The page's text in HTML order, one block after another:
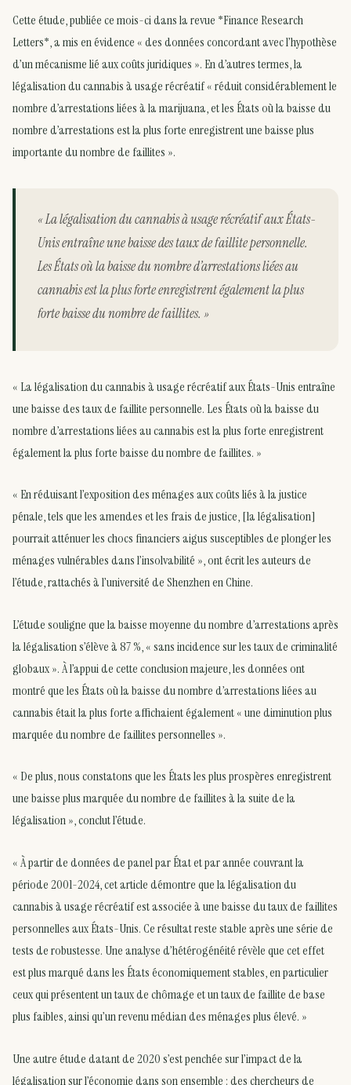
Cette étude, publiée ce mois-ci dans la revue *Finance Research
Letters*, a mis en évidence « des données concordant avec l’hypothèse
d’un mécanisme lié aux coûts juridiques ». En d’autres termes, la
légalisation du cannabis à usage récréatif « réduit considérablement le
nombre d’arrestations liées à la marijuana, et les États où la baisse du
nombre d’arrestations est la plus forte enregistrent une baisse plus
importante du nombre de faillites ».
« La légalisation du cannabis à usage récréatif aux États-
Unis entraîne une baisse des taux de faillite personnelle.
Les États où la baisse du nombre d’arrestations liées au
cannabis est la plus forte enregistrent également la plus
forte baisse du nombre de faillites. »
« La légalisation du cannabis à usage récréatif aux États-Unis entraîne
une baisse des taux de faillite personnelle. Les États où la baisse du
nombre d’arrestations liées au cannabis est la plus forte enregistrent
également la plus forte baisse du nombre de faillites. »
« En réduisant l’exposition des ménages aux coûts liés à la justice
pénale, tels que les amendes et les frais de justice, [la légalisation]
pourrait atténuer les chocs financiers aigus susceptibles de plonger les
ménages vulnérables dans l’insolvabilité », ont écrit les auteurs de
l’étude, rattachés à l’université de Shenzhen en Chine.
L’étude souligne que la baisse moyenne du nombre d’arrestations après
la légalisation s’élève à 87 %, « sans incidence sur les taux de criminalité
globaux ». À l’appui de cette conclusion majeure, les données ont
montré que les États où la baisse du nombre d’arrestations liées au
cannabis était la plus forte affichaient également « une diminution plus
marquée du nombre de faillites personnelles ».
« De plus, nous constatons que les États les plus prospères enregistrent
une baisse plus marquée du nombre de faillites à la suite de la
légalisation », conclut l’étude.
« À partir de données de panel par État et par année couvrant la
période 2001-2024, cet article démontre que la légalisation du
cannabis à usage récréatif est associée à une baisse du taux de faillites
personnelles aux États-Unis. Ce résultat reste stable après une série de
tests de robustesse. Une analyse d’hétérogénéité révèle que cet effet
est plus marqué dans les États économiquement stables, en particulier
ceux qui présentent un taux de chômage et un taux de faillite de base
plus faibles, ainsi qu’un revenu médian des ménages plus élevé. »
Une autre étude datant de 2020 s’est penchée sur l’impact de la
légalisation sur l’économie dans son ensemble : des chercheurs de